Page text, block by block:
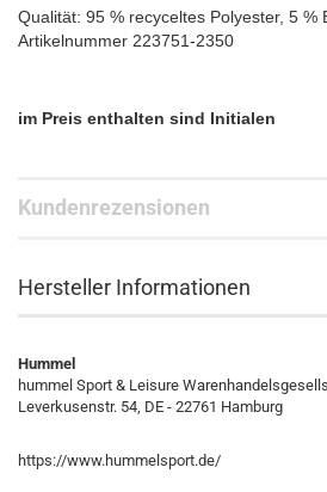
Qualität: 95 % recyceltes Polyester, 5 %
Artikelnummer 223751-2350
im Preis enthalten sind Initialen
Kundenrezensionen
Hersteller Informationen
Hummel
hummel Sport & Leisure
Leverkusenstr. 54, DE - 22761 Hamburg
https://www.hummelsport.de/